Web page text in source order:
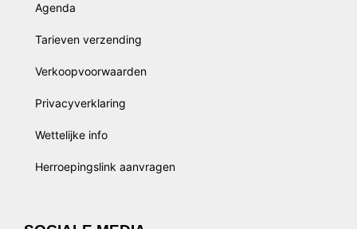
Agenda
Tarieven verzending
Verkoopvoorwaarden
Privacyverklaring
Wettelijke info
Herroepingslink aanvragen